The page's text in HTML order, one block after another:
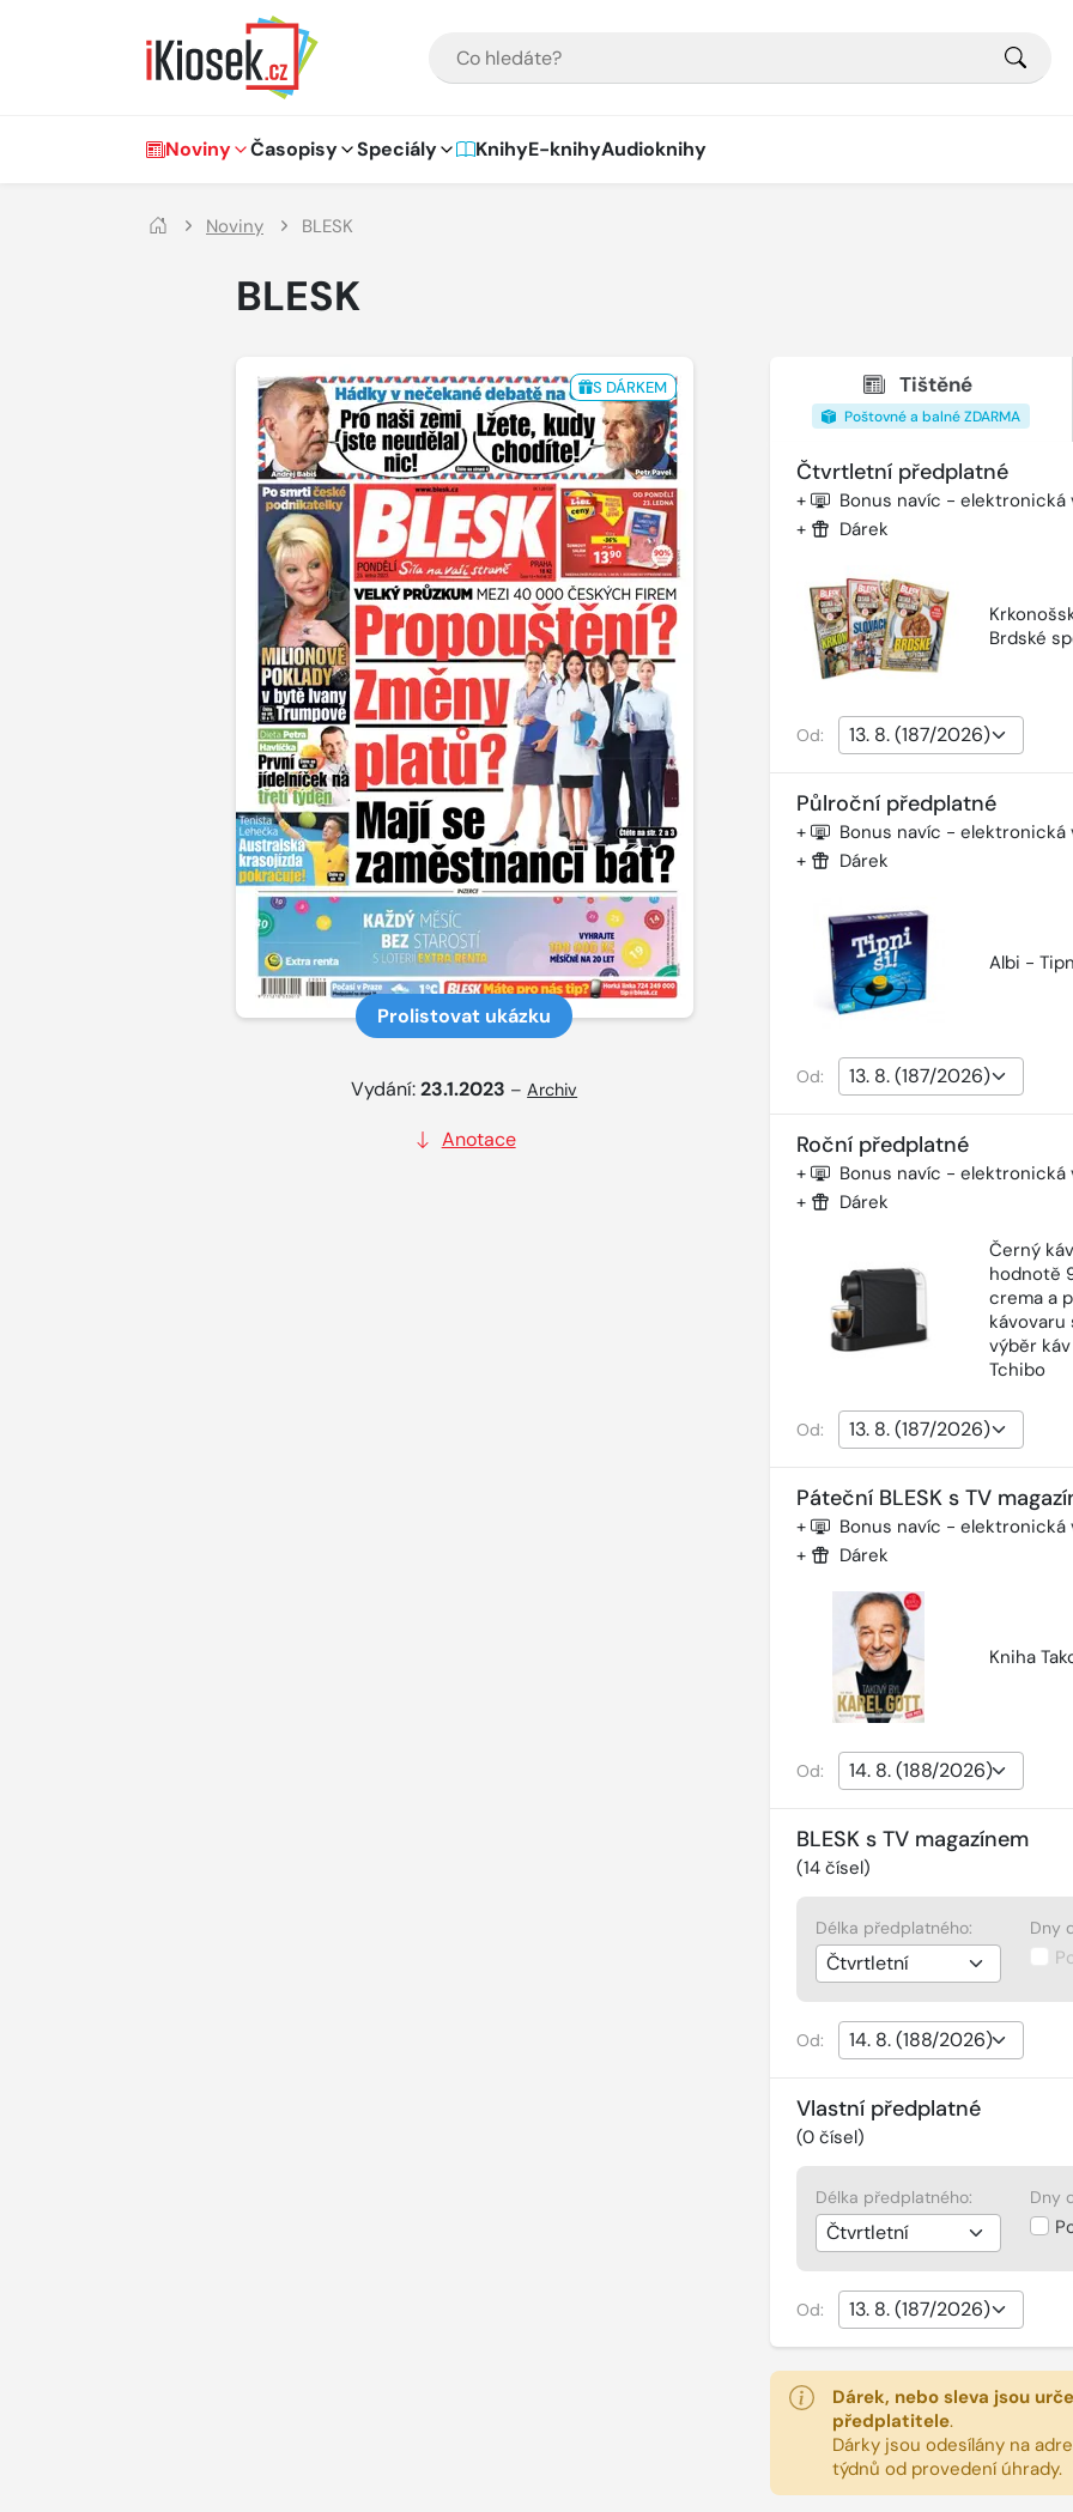
Hlavní navigace
Noviny Časopisy Speciály KnihyE-knihyAudioknihy
Noviny BLESK
BLESK
S DÁRKEM
Prolistovat ukázku
Vydání:23.1.2023 –Archiv
Anotace
Tištěné
Poštovné a balné ZDARMA
Čtvrtletní předplatné
+ Bonus navíc - elektronická
+ Dárek
Brdské
Od:
Půlroční předplatné
+ Bonus navíc - elektronická
+ Dárek
Albi -
Od:
Roční předplatné
+ Bonus navíc - elektronická
+
Dárek
Černý
hodnotě
crema a
kávovaru
výběr
Tchibo
Od:
Páteční BLESK s TV
+ Bonus navíc - elektronická
+ Dárek
Kniha
Od:
BLESK s TV magazínem
(14čísel)
Délka předplatného: Dny
Od:
Vlastní předplatné
(0čísel)
Délka předplatného: Dny
Od:
Dárek, nebo sleva jsou
předplatitele.
Dárky jsou odesílány na
týdnů od provedení úhrady.